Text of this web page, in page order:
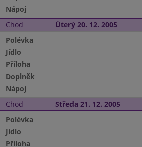
Nápoj
Chod Úterý 20. 12. 2005
Polévka
Jídlo
Příloha
Doplněk
Nápoj
Chod Středa 21. 12. 2005
Polévka
Jídlo
Příloha